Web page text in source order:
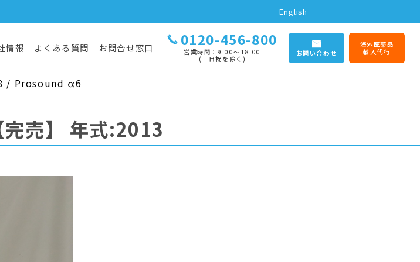
English
情報 よくある質問 お問合せ窓口 0120-456-800
営業時間：9:00〜18:00
(土日祝を除く)
お問い合わせ
海外医薬品
輸入代行
/ Prosound α6
完売】 年式:2013